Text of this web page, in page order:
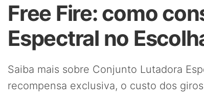
Free Fire: como
Espectral no
Saiba mais sobre Conjunto Lutadora
recompensa exclusiva, o custo dos